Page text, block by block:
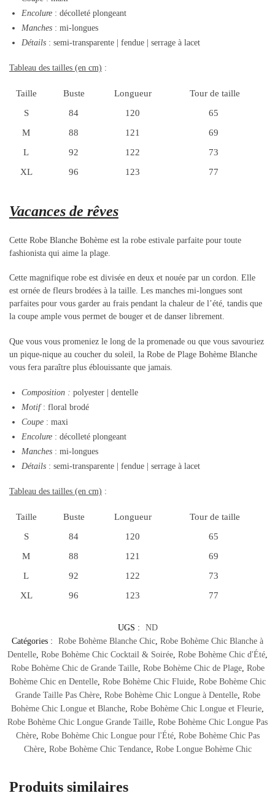
Encolure : décolleté plongeant
Manches : mi-longues
Détails : semi-transparente | fendue | serrage à lacet
Tableau des tailles (en cm) :
Taille Buste Longueur
Tour de taille
S
84 120
65
M
88 121
69
L
92 122
73
XL
96 123 77
Vacances de rêves
Cette Robe Blanche Bohème est la robe estivale parfaite pour toute
fashionista qui aime la plage.
Cette magnifique robe est divisée en deux et nouée par un cordon. Elle
est ornée de fleurs brodées à la taille. Les manches mi-longues sont
parfaites pour vous garder au frais pendant la chaleur de l’été, tandis que
la coupe ample vous permet de bouger et de danser librement.
Que vous vous promeniez le long de la promenade ou que vous savouriez
un pique-nique au coucher du soleil, la Robe de Plage Bohème Blanche
vous fera paraître plus éblouissante que jamais.
Composition : polyester | dentelle
Motif: floral brodé
Coupe : maxi
Encolure : décolleté plongeant
Manches : mi-longues
Détails : semi-transparente | fendue | serrage à lacet
Tableau des tailles (en cm) :
Taille Buste Longueur
Tour de taille
S
84 120
65
M
88 121
69
L
92 122
73
XL
96 123 77
UGS :
ND
Catégories :
Robe Bohème Blanche Chic Robe Bohème Chic Blanche à
Dentelle Robe Bohème Chic Cocktail & Soirée Robe Bohème Chic d'Été
Robe Bohème Chic de Grande Taille, Robe Bohème Chic de Plage, Robe
Bohème Chic en Dentelle Robe Bohème Chic Fluide Robe Bohème Chic
Grande Taille Pas Chère, Robe Bohème Chic Longue à Dentelle, Robe
Bohème Chic Longue et Blanche Robe Bohème Chic Longue et Fleurie
Robe Bohème Chic Longue Grande Taille Robe Bohème Chic Longue Pas
Chère, Robe Bohème Chic Longue pour l'Été, Robe Bohème Chic Pas
Chère, Robe Bohème Chic Tendance, Robe Longue Bohème Chic
Produits similaires